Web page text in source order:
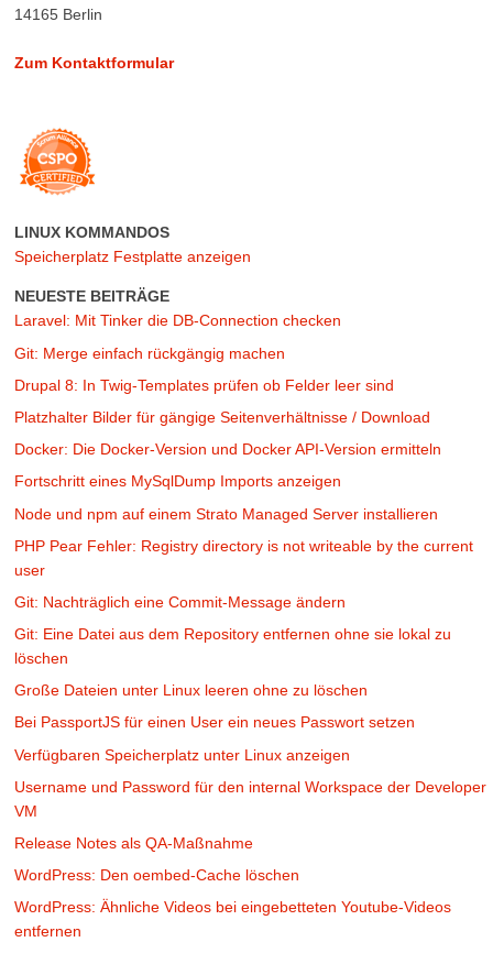
14165 Berlin
Zum Kontaktformular
LINUX KOMMANDOS
Speicherplatz Festplatte anzeigen
NEUESTE BEITRÄGE
Laravel: Mit Tinker die DB-Connection checken
Git: Merge einfach rückgängig machen
Drupal 8: In Twig-Templates prüfen ob Felder leer sind
Platzhalter Bilder für gängige Seitenverhältnisse / Download
Docker: Die Docker-Version und Docker API-Version ermitteln
Fortschritt eines MySqlDump Imports anzeigen
Node und npm auf einem Strato Managed Server installieren
PHP Pear Fehler: Registry directory is not writeable by the current
user
Git: Nachträglich eine Commit-Message ändern
Git: Eine Datei aus dem Repository entfernen ohne sie lokal zu
löschen
Große Dateien unter Linux leeren ohne zu löschen
Bei PassportJS für einen User ein neues Passwort setzen
Verfügbaren Speicherplatz unter Linux anzeigen
Username und Password für den internal Workspace der Developer
VM
Release Notes als QA-Maßnahme
WordPress: Den oembed-Cache löschen
WordPress: Ähnliche Videos bei eingebetteten Youtube-Videos
entfernen